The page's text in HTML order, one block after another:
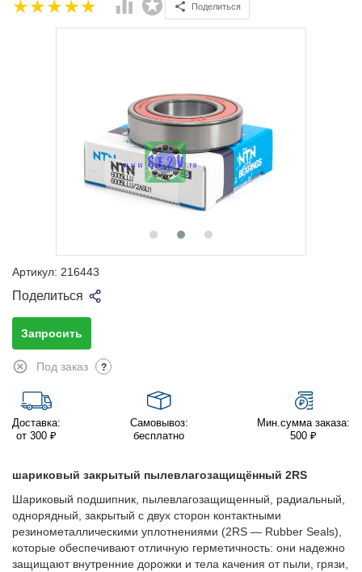
Поделиться
Артикул: 216443
Поделиться
Запросить
Под заказ ?
Доставка:
от 300 ₽
Самовывоз:
бесплатно
Мин.сумма заказа:
500 ₽
шариковый закрытый пылевлагозащищённый 2RS
Шариковый подшипник, пылевлагозащищенный, радиальный,
однорядный, закрытый с двух сторон контактными
резинометаллическими уплотнениями (2RS — Rubber Seals),
которые обеспечивают отличную герметичность: они надежно
защищают внутренние дорожки и тела качения от пыли, грязи,